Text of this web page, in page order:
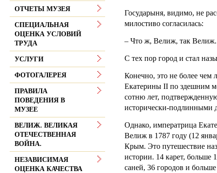
Государыня, видимо, не
милостиво согласилась:
– Что ж, Велиж, так Велиж.
С тех пор город и стал
Конечно, это не более чем
Екатерины II по здешним
сотню лет,
исторически-подлинными
Однако, императрица
Велиж в 1787 году (12
Крым . Это путешествие
истории. 14 карет, больше
саней, 36 городов и
ОТЧЕТЫ МУЗЕЯ
СПЕЦИАЛЬНАЯ
ОЦЕНКА УСЛОВИЙ
ТРУДА
УСЛУГИ
ФОТОГАЛЕРЕЯ
ПРАВИЛА
ПОВЕДЕНИЯ В
МУЗЕЕ
ВЕЛИЖ. ВЕЛИКАЯ
ОТЕЧЕСТВЕННАЯ
ВОЙНА.
НЕЗАВИСИМАЯ
ОЦЕНКА КАЧЕСТВА